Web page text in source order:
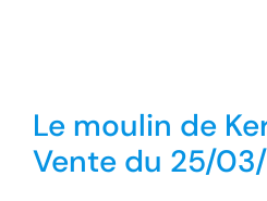
Le moulin de
Vente du 25/